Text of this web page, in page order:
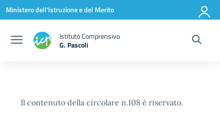
Vai ai contenuti
Vai al menu di navigazione
Vai al footer
Ministero dell'Istruzione e del Merito
Istituto Comprensivo
G. Pascoli
Il contenuto della circolare n.108 è riservato.